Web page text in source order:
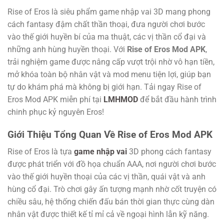
Rise of Eros là siêu phẩm game nhập vai 3D mang phong
cách fantasy đậm chất thần thoại, đưa người chơi bước
vào thế giới huyền bí của ma thuật, các vị thần cổ đại và
những anh hùng huyền thoại. Với Rise of Eros Mod APK,
trải nghiệm game được nâng cấp vượt trội nhờ vô hạn tiền,
mở khóa toàn bộ nhân vật và mod menu tiện lợi, giúp bạn
tự do khám phá mà không bị giới hạn. Tải ngay Rise of
Eros Mod APK miễn phí tại LMHMOD để bắt đầu hành trình
chinh phục kỷ nguyên Eros!
Giới Thiệu Tổng Quan Về Rise of Eros Mod APK
Rise of Eros là tựa game nhập vai 3D phong cách fantasy
được phát triển với đồ họa chuẩn AAA, nơi người chơi bước
vào thế giới huyền thoại của các vị thần, quái vật và anh
hùng cổ đại. Trò chơi gây ấn tượng mạnh nhờ cốt truyện có
chiều sâu, hệ thống chiến đấu bán thời gian thực cùng dàn
nhân vật được thiết kế tỉ mỉ cả về ngoại hình lẫn kỹ năng.